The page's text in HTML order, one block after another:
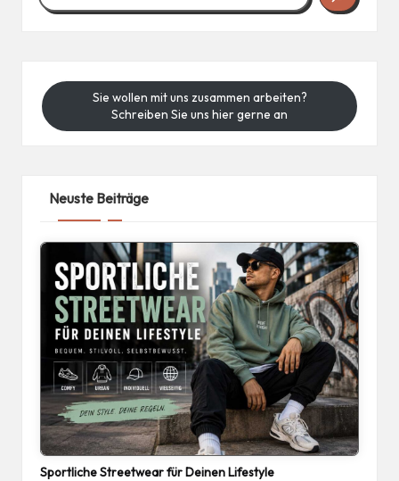
Sie wollen mit uns zusammen arbeiten?
Schreiben Sie uns hier gerne an
Neuste Beiträge
Sportliche Streetwear für Deinen Lifestyle